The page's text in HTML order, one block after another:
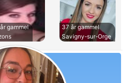
gammel
37 år gammel
Savigny-sur-Orge